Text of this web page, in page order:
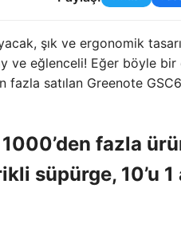
şık ve ergonomik
eğlenceli! Eğer böyle bir
fazla satılan Greenote
fazla
süpürge, 10’u